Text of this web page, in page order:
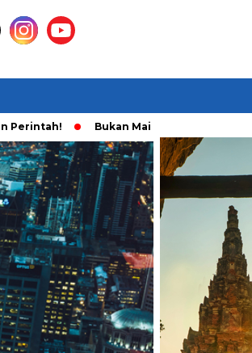
Bukan Main Sendiri, Ini Fakta Baru Aksi